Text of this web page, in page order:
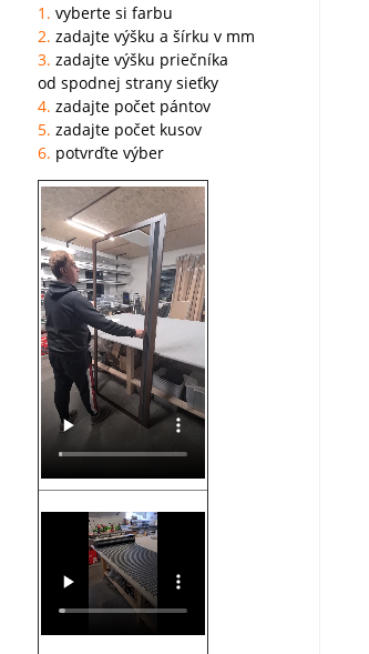
1. vyberte si farbu
2. zadajte výšku a šírku v mm
3. zadajte výšku priečníka
od spodnej strany sieťky
4. zadajte počet pántov
5. zadajte počet kusov
6. potvrďte výber